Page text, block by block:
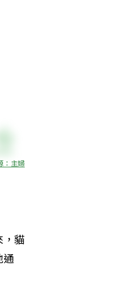
：主婦
，貓
通